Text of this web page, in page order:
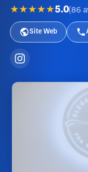
★★★★★5.0(86
Site Web